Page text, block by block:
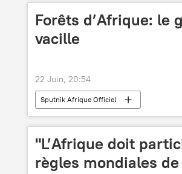
Forêts d’Afrique: le
vacille
22 Juin, 20:54
Sputnik Afrique Officiel
"L’Afrique doit
règles mondiales